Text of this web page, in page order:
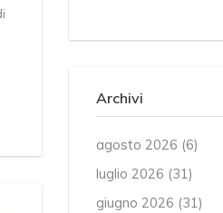
Archivi
agosto 2026 (6)
luglio 2026 (31)
giugno 2026 (31)